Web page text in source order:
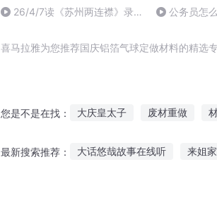
26/4/7读《苏州两连襟》录
公务员怎
喜马拉雅为您推荐国庆铝箔气球定做材料的精选
您是不是在找： 大庆皇太子 废材重做
最新搜索推荐： 大话悠哉故事在线听 来姐